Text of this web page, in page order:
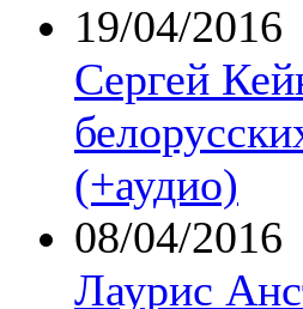
19/04/2016
Сергей
(+аудио)
08/04/2016
Лаурис